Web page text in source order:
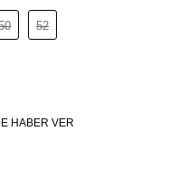
52
HABER VER